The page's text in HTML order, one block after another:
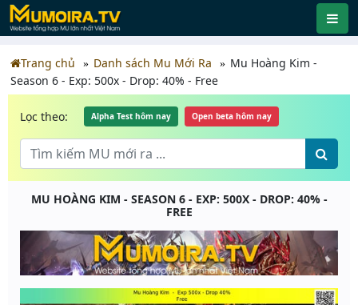
Trang chủ Danh sách Mu Mới Ra
Mu Hoàng Kim -
Season 6 - Exp: 500x - Drop: 40% - Free
Lọc theo: Alpha Test hôm nay Open beta hôm nay
MU HOÀNG KIM - SEASON 6 - EXP: 500X - DROP: 40% -
FREE